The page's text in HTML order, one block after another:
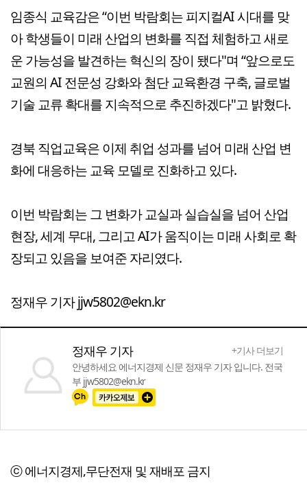
임종식 교육감은 “이번 박람회는 피지컬AI 시대를 맞
아 학생들이 미래 산업의 변화를 직접 체험하고 새로
운 가능성을 발견하는 혁신의 장이 됐다"며 “앞으로도
교원의 AI 전문성 강화와 첨단 교육환경 구축, 글로벌
기술 교류 확대를 지속적으로 추진하겠다"고 밝혔다.
경북 직업교육은 이제 취업 성과를 넘어 미래 산업 변
화에 대응하는 교육 모델로 진화하고 있다.
이번 박람회는 그 변화가 교실과 실습실을 넘어 산업
현장, 세계 무대, 그리고 AI가 움직이는 미래 사회로 확
장되고 있음을 보여준 자리였다.
정재우 기자 jjw5802@ekn.kr
정재우 기자
+기사 더보기
안녕하세요 에너지경제 신문 정재우 기자 입니다. 전국
부 jjw5802@ekn.kr
ⓒ 에너지경제,무단전재 및 재배포 금지